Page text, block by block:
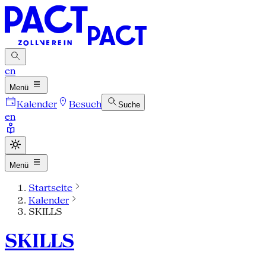
en
Menü
Kalender Besuch Suche
en
Menü
Startseite
Kalender
SKILLS
SKILLS